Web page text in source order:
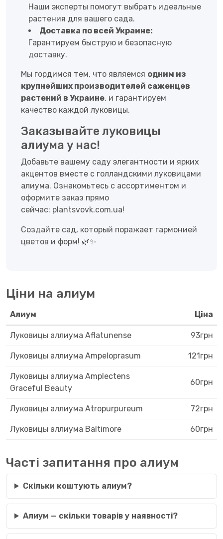
Наши эксперты помогут выбрать идеальные
растения для вашего сада.
Доставка по всей Украине:
Гарантируем быструю и безопасную
доставку.
Мы гордимся тем, что являемся одним из
крупнейших производителей саженцев
растений в Украине, и гарантируем
качество каждой луковицы.
Заказывайте луковицы
алиума у нас!
Добавьте вашему саду элегантности и ярких
акцентов вместе с голландскими луковицами
алиума. Ознакомьтесь с ассортиментом и
оформите заказ прямо
сейчас: plantsvovk.com.ua!
Создайте сад, который поражает гармонией
цветов и форм! 🌿✨
Ціни на алиум
Алиум Ціна
Луковицы аллиума Aflatunense 93грн
Луковицы аллиума Ampeloprasum 121грн
Луковицы аллиума Amplectens
Graceful Beauty
60грн
Луковицы аллиума Atropurpureum 72грн
Луковицы аллиума Baltimore 60грн
Часті запитання про алиум
Скільки коштують алиум?
Алиум — скільки товарів у наявності?